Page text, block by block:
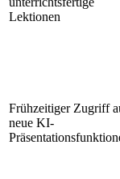
Lektionen
Frühzeitiger Zugriff
neue KI-